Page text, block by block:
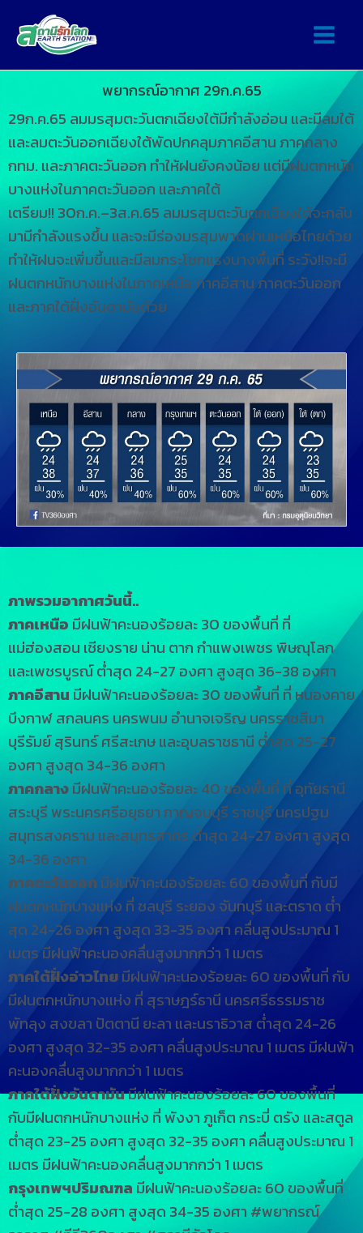
พยากรณ์อากาศ 29ก.ค.65
29ก.ค.65 ลมมรสุมตะวันตกเฉียงใต้มีกำลังอ่อน และมีลมใต้
และลมตะวันออกเฉียงใต้พัดปกคลุมภาคอีสาน ภาคกลาง
กทม. และภาคตะวันออก ทำให้ฝนยังคงน้อย แต่มีฝนตกหนัก
บางแห่งในภาคตะวันออก และภาคใต้
เตรียม!! 30ก.ค.–3ส.ค.65 ลมมรสุมตะวันตกเฉียงใต้จะกลับ
มามีกำลังแรงขึ้น และจะมีร่องมรสุมพาดผ่านเหนือไทยด้วย
ทำให้ฝนจะเพิ่มขึ้นและมีลมกระโชกแรงบางพื้นที่ ระวัง!!จะมี
ฝนตกหนักบางแห่งในภาคเหนือ ภาคอีสาน ภาคตะวันออก
และภาคใต้ฝั่งอันดามันด้วย
ภาพรวมอากาศวันนี้..
ภาคเหนือ มีฝนฟ้าคะนองร้อยละ 30 ของพื้นที่ ที่
แม่ฮ่องสอน เชียงราย น่าน ตาก กำแพงเพชร พิษณุโลก
และเพชรบูรณ์ ต่ำสุด 24-27 องศา สูงสุด 36-38 องศา
ภาคอีสาน มีฝนฟ้าคะนองร้อยละ 30 ของพื้นที่ ที่ หนองคาย
บึงกาฬ สกลนคร นครพนม อำนาจเจริญ นครราชสีมา
บุรีรัมย์ สุรินทร์ ศรีสะเกษ และอุบลราชธานี ต่ำสุด 25-27
องศา สูงสุด 34-36 องศา
ภาคกลางมีฝนฟ้าคะนองร้อยละ 40 ของพื้นที่ ที่ อุทัยธานี
สระบุรี พระนครศรีอยุธยา กาญจนบุรี ราชบุรี นครปฐม
สมุทรสงคราม และสมุทรสาคร ต่ำสุด 24-27 องศา สูงสุด
34-36 องศา
ภาคตะวันออกมีฝนฟ้าคะนองร้อยละ 60 ของพื้นที่ กับมี
ฝนตกหนักบางแห่ง ที่ ชลบุรี ระยอง จันทบุรี และตราด ต่ำ
สุด 24-26 องศา สูงสุด 33-35 องศา คลื่นสูงประมาณ 1
เมตร มีฝนฟ้าคะนองคลื่นสูงมากกว่า 1 เมตร
ภาคใต้ฝั่งอ่าวไทยมีฝนฟ้าคะนองร้อยละ 60 ของพื้นที่ กับ
มีฝนตกหนักบางแห่ง ที่ สุราษฎร์ธานี นครศรีธรรมราช
พัทลุง สงขลา ปัตตานี ยะลา และนราธิวาส ต่ำสุด 24-26
องศา สูงสุด 32-35 องศา คลื่นสูงประมาณ 1 เมตร มีฝนฟ้า
คะนองคลื่นสูงมากกว่า 1 เมตร
ภาคใต้ฝั่งอันดามันมีฝนฟ้าคะนองร้อยละ 60 ของพื้นที่
กับมีฝนตกหนักบางแห่ง ที่ พังงา ภูเก็ต กระบี่ ตรัง และสตูล
ต่ำสุด 23-25 องศา สูงสุด 32-35 องศา คลื่นสูงประมาณ 1
เมตร มีฝนฟ้าคะนองคลื่นสูงมากกว่า 1 เมตร
กรุงเทพฯปริมณฑล มีฝนฟ้าคะนองร้อยละ 60 ของพื้นที่
ต่ำสุด 25-28 องศา สูงสุด 34-35 องศา #พยากรณ์